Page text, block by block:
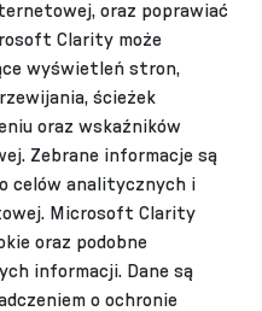
oraz poprawiać
Clarity może
wyświetleń stron,
ścieżek
oraz wskaźników
Zebrane informacje są
celów analitycznych i
Microsoft Clarity
oraz podobne
informacji. Dane są
o ochronie